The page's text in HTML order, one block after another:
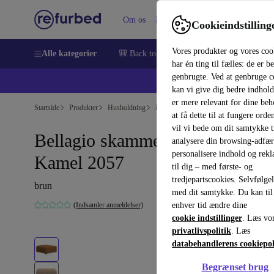
Vores produkter og vores
har én ting til fælles: de er
genbrugte. Ved at genbruge
kan vi give dig bedre
er mere relevant for dine
at få dette til at fungere
vil vi bede om dit samtykke
analysere din browsing-
personalisere indhold og
til dig – med første- og
tredjepartscookies.
med dit samtykke. Du kan til
enhver tid ændre dine
cookie indstillinger. Læs
privatlivspolitik. Læs
databehandlerens
Begrænset brug
Om os Hjælp
Alle kategorier 🎒 Back to school Smartphones
💻
Startside Produkter Husholdning Møbler
Bellagio skammel Frisco-stof
Kamel 2057
brun
(Indsamler anmeldelser)